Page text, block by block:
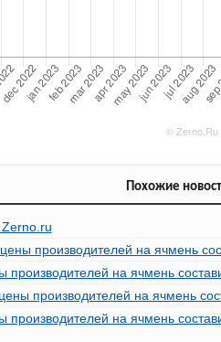
Похожие
производителей на ячмень
производителей на ячмень
производителей на ячмень
производителей на ячмень